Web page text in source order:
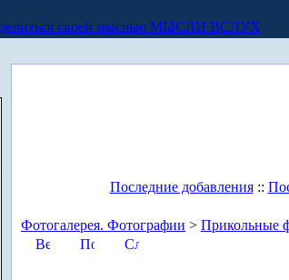
МЫСЛИ ВСЛУХ
Последние добавления::
Фотогалерея. Фотографии > Прикольные